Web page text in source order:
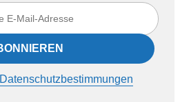
Datenschutzbestimmungen